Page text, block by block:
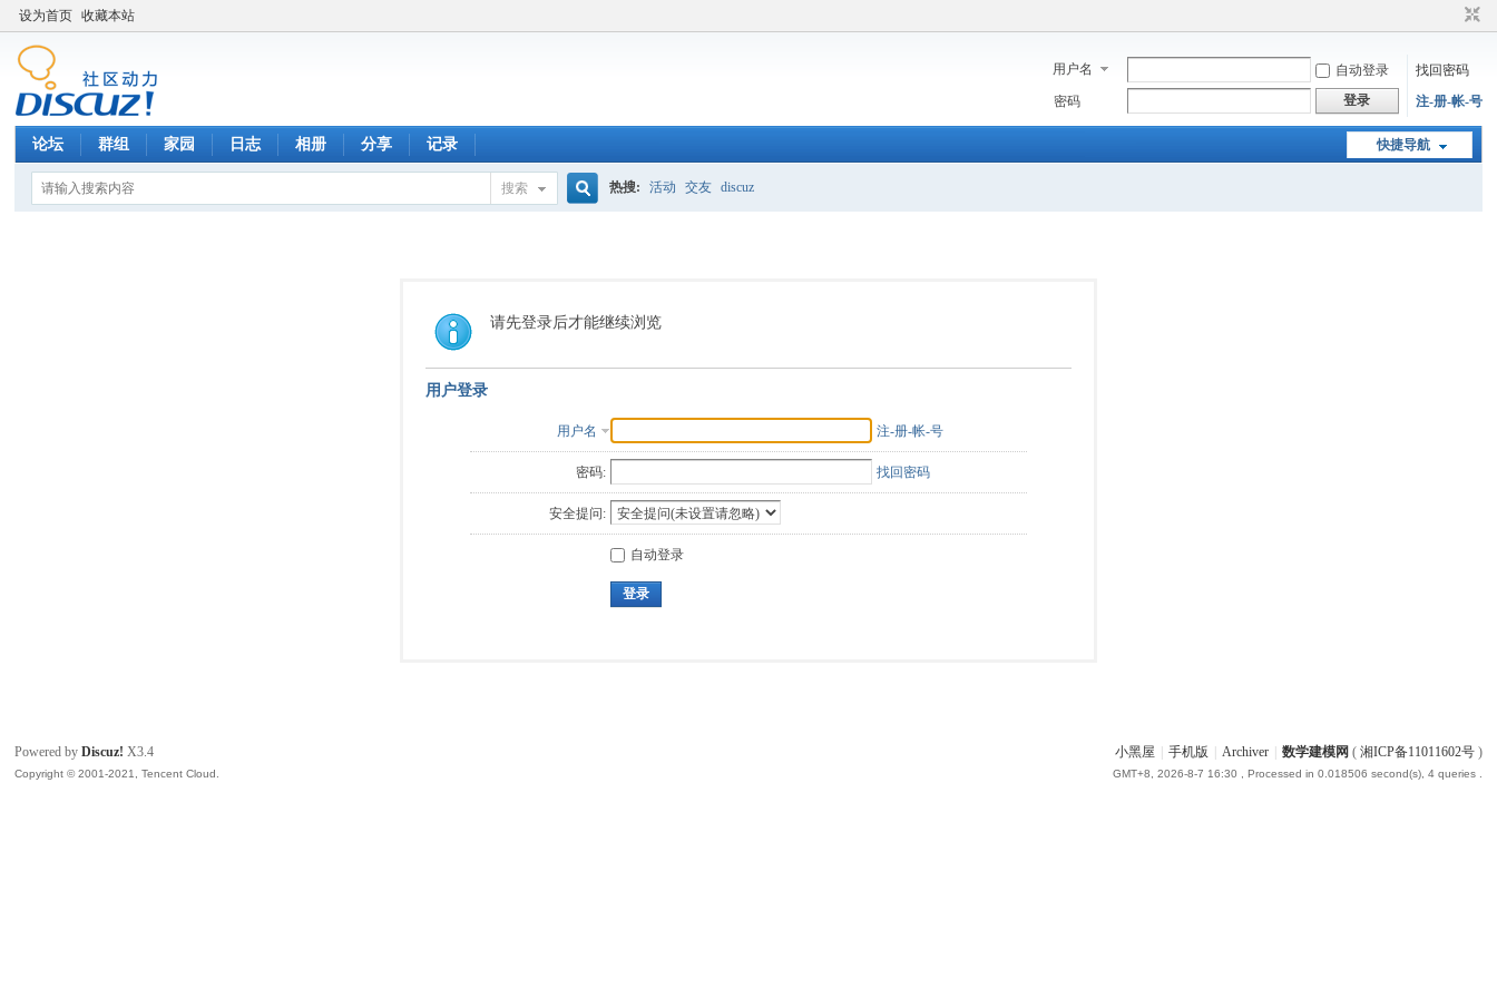
设为首页 收藏本站
用户名 自动登录
找回密码
密码
登录 注-册-帐-号
快捷导航
论坛 群组 家园 日志 相册 分享 记录
搜索
索
热搜: 活动 交友 discuz
请先登录后才能继续浏览
用户登录
用户名 注-册-帐-号
密码: 找回密码
安全提问:
自动登录
登录
小黑屋 手机版 Archiver 数学建模网 ( 湘ICP备11011602号)
GMT+8, 2026-8-7 16:30 , Processed in 0.018506 second(s), 4 queries .
Powered byDiscuz! X3.4
Copyright © 2001-2021, Tencent Cloud.